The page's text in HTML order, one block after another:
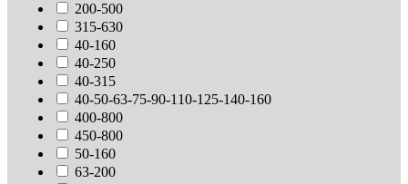
200-500
315-630
40-160
40-250
40-315
40-50-63-75-90-110-125-140-160
400-800
450-800
50-160
63-200